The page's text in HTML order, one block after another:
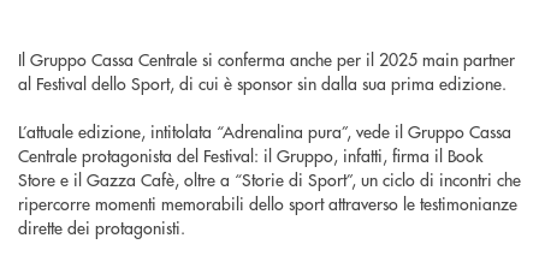
Il Gruppo Cassa Centrale si conferma anche per il 2025 main partner
al Festival dello Sport, di cui è sponsor sin dalla sua prima edizione.
L’attuale edizione, intitolata “Adrenalina pura”, vede il Gruppo Cassa
Centrale protagonista del Festival: il Gruppo, infatti, firma il Book
Store e il Gazza Cafè, oltre a “Storie di Sport”, un ciclo di incontri che
ripercorre momenti memorabili dello sport attraverso le testimonianze
dirette dei protagonisti.